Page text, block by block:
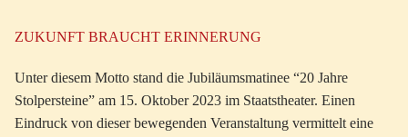
ZUKUNFT BRAUCHT ERINNERUNG
Unter diesem Motto stand die Jubiläumsmatinee “20 Jahre
Stolpersteine” am 15. Oktober 2023 im Staatstheater. Einen
Eindruck von dieser bewegenden Veranstaltung vermittelt eine